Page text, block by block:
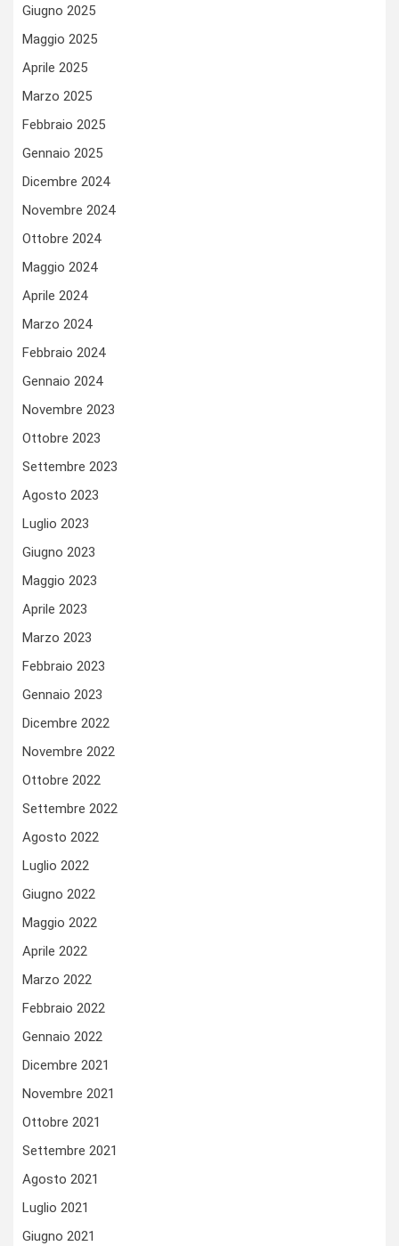
Giugno 2025
Maggio 2025
Aprile 2025
Marzo 2025
Febbraio 2025
Gennaio 2025
Dicembre 2024
Novembre 2024
Ottobre 2024
Maggio 2024
Aprile 2024
Marzo 2024
Febbraio 2024
Gennaio 2024
Novembre 2023
Ottobre 2023
Settembre 2023
Agosto 2023
Luglio 2023
Giugno 2023
Maggio 2023
Aprile 2023
Marzo 2023
Febbraio 2023
Gennaio 2023
Dicembre 2022
Novembre 2022
Ottobre 2022
Settembre 2022
Agosto 2022
Luglio 2022
Giugno 2022
Maggio 2022
Aprile 2022
Marzo 2022
Febbraio 2022
Gennaio 2022
Dicembre 2021
Novembre 2021
Ottobre 2021
Settembre 2021
Agosto 2021
Luglio 2021
Giugno 2021